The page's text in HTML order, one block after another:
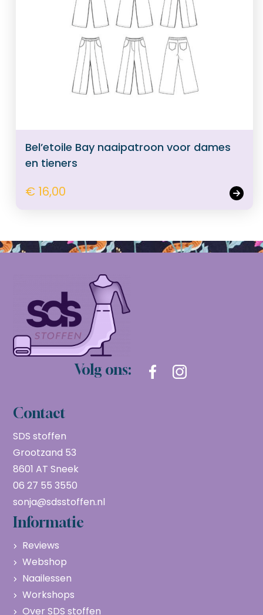
Bel’etoile Bay naaipatroon voor dames
en tieners
€ 16,00
Volg ons:
Contact
SDS stoffen
Grootzand 53
8601 AT Sneek
06 27 55 3550
sonja@sdsstoffen.nl
Informatie
Reviews
Webshop
Naailessen
Workshops
Over SDS stoffen